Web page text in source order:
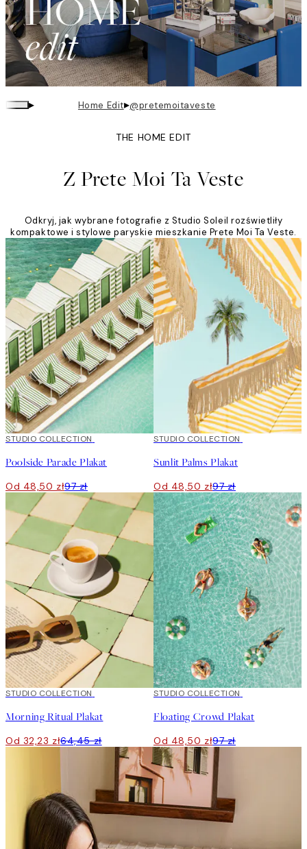
▸ Home Edit▸@pretemoitaveste
THE HOME EDIT
Z Prete Moi Ta Veste
Odkryj, jak wybrane fotografie z Studio Soleil rozświetliły
kompaktowe i stylowe paryskie mieszkanie Prete Moi Ta Veste.
50%*
STUDIO COLLECTION
Poolside Parade Plakat
Od 48,50 zł97 zł
50%*
STUDIO COLLECTION
Sunlit Palms Plakat
Od 48,50 zł97 zł
50%*
STUDIO COLLECTION
Morning Ritual Plakat
Od 32,23 zł64,45 zł
50%*
STUDIO COLLECTION
Floating Crowd Plakat
Od 48,50 zł97 zł